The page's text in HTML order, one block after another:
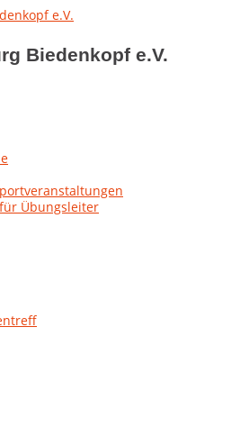
e.V.
Biedenkopf e.V.
Übungsleiter